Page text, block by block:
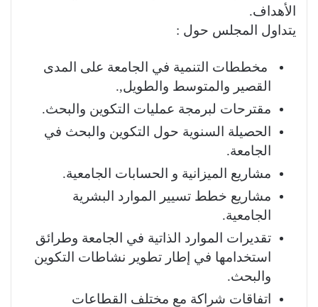
اﻷهداف.
يتداول المجلس حول :
مخططات التنمية في الجامعة على المدى
القصير والمتوسط ​​والطويل,.
مقترحات لبرمجة عمليات التكوين والبحث.
الحصيلة السنوية حول التكوين والبحث في
الجامعة.
مشاريع الميزانية و الحسابات الجامعية.
مشاريع خطط تسيير الموارد البشرية
الجامعية.
تقديرات الموارد الذاتية في الجامعة وطرائق
استخدامها في إطار تطوير نشاطات التكوين
والبحث.
اتفاقات شراكة مع مختلف القطاعات